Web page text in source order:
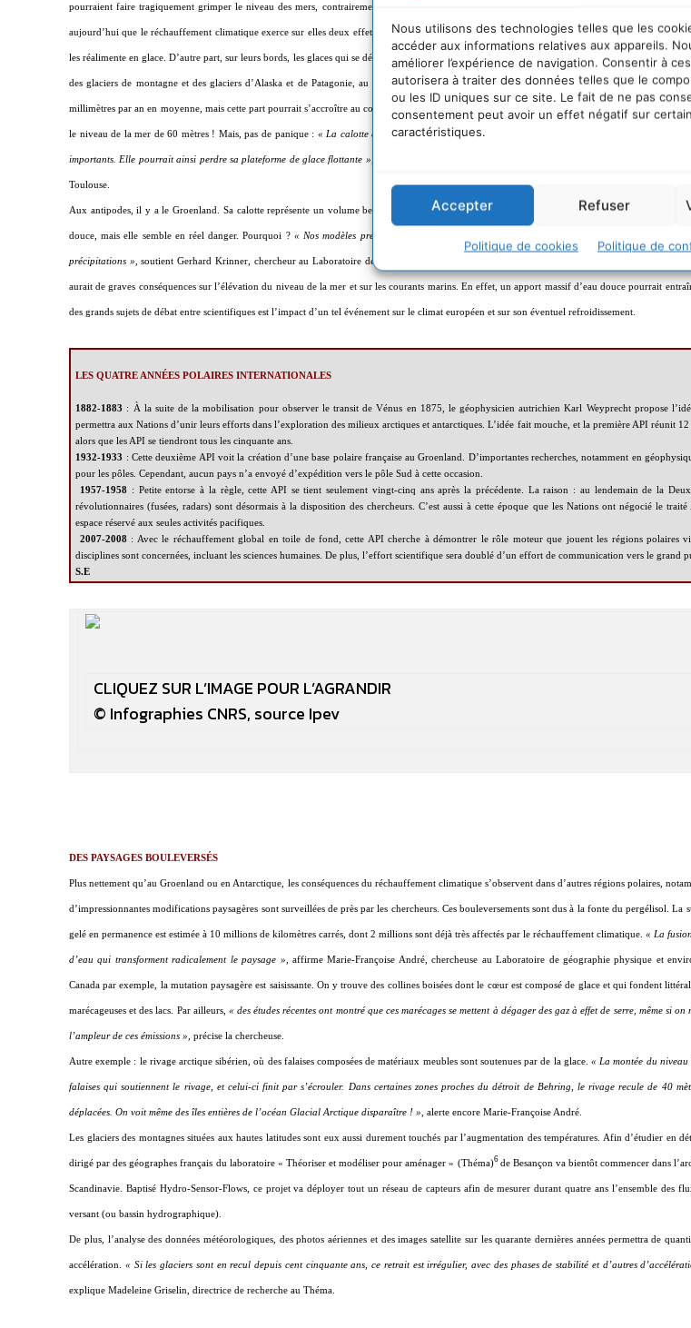
Nous utilisons des technologies telles que les
accéder aux informations relatives aux appareils.
améliorer l’expérience de navigation. Consentir à
autorisera à traiter des données telles que le
ou les ID uniques sur ce site. Le fait de ne pas
consentement peut avoir un effet négatif sur
caractéristiques.
Accepter Refuser
Politique de cookies Politique de
pourraient faire tragiquement grimper le niveau des mers, contrairement à la banquise, qui flotte sur les océans comme un glaçon – quand il
aujourd’hui que le réchauffement climatique exerce sur elles deux effets contraires : d’une part les températures plus douces, qui favorisent les
les réalimente en glace. D’autre part, sur leurs bords, les glaces qui se déversent dans la mer à un rythme de plus en plus soutenu, notamment sous
des glaciers de montagne et des glaciers d’Alaska et de Patagonie, au Sud de l’Argentine) contribue pour 20 à 40 pour cent à la montée du
millimètres par an en moyenne, mais cette part pourrait s’accroître au cours de ce siècle Prenons la calotte glaciaire de l’Antarctique : à elle
le niveau de la mer de 60 mètres ! Mais, pas de panique : « La calotte antarctique semble stable dans son ensemble, excepté sur la péninsule, où
importants. Elle pourrait ainsi perdre sa plateforme de glace flottante » , affirme Frédérique Rémy, chercheuse au Laboratoire d’études en
Toulouse.
Aux antipodes, il y a le Groenland. Sa calotte représente un volume beaucoup moins important que celle de l’Antarctique, soit « seulement » 10
douce, mais elle semble en réel danger. Pourquoi ? « Nos modèles prévoient que l’augmentation de la fonte dans les régions côtières ne sera
précipitations » , soutient Gerhard Krinner, chercheur au Laboratoire de glaciologie et géophysique de l’environnement (LGGE) . Une
aurait de graves conséquences sur l’élévation du niveau de la mer et sur les courants marins. En effet, un apport massif d’eau douce pourrait
des grands sujets de débat entre scientifiques est l’impact d’un tel événement sur le climat européen et sur son éventuel refroidissement.
LES QUATRE ANNÉES POLAIRES INTERNATIONALES
1882-1883 : À la suite de la mobilisation pour observer le transit de Vénus en 1875, le géophysicien autrichien Karl Weyprecht propose
permettra aux Nations d’unir leurs efforts dans l’exploration des milieux arctiques et antarctiques. L’idée fait mouche, et la première API réunit
alors que les API se tiendront tous les cinquante ans.
1932-1933 : Cette deuxième API voit la création d’une base polaire française au Groenland. D’importantes recherches, notamment en
pour les pôles. Cependant, aucun pays n’a envoyé d’expédition vers le pôle Sud à cette occasion.
1957-1958 : Petite entorse à la règle, cette API se tient seulement vingt-cinq ans après la précédente. La raison : au lendemain de la
révolutionnaires (fusées, radars) sont désormais à la disposition des chercheurs. C’est aussi à cette époque que les Nations ont négocié le
espace réservé aux seules activités pacifiques.
2007-2008: Avec le réchauffement global en toile de fond, cette API cherche à démontrer le rôle moteur que jouent les régions polaires
disciplines sont concernées, incluant les sciences humaines. De plus, l’effort scientifique sera doublé d’un effort de communication vers le grand
S.E
CLIQUEZ SUR L’IMAGE POUR L’AGRANDIR
© Infographies CNRS, source Ipev
DES PAYSAGES BOULEVERSÉS
Plus nettement qu’au Groenland ou en Antarctique, les conséquences du réchauffement climatique s’observent dans d’autres régions polaires,
d’impressionnantes modifications paysagères sont surveillées de près par les chercheurs. Ces bouleversements sont dus à la fonte du pergélisol. La
gelé en permanence est estimée à 10 millions de kilomètres carrés, dont 2 millions sont déjà très affectés par le réchauffement climatique. « La
d’eau qui transforment radicalement le paysage », affirme Marie-Françoise André, chercheuse au Laboratoire de géographie physique et
Canada par exemple, la mutation paysagère est saisissante. On y trouve des collines boisées dont le cœur est composé de glace et qui fondent
marécageuses et des lacs. Par ailleurs, « des études récentes ont montré que ces marécages se mettent à dégager des gaz à effet de serre, même si
l’ampleur de ces émissions » , précise la chercheuse.
Autre exemple : le rivage arctique sibérien, où des falaises composées de matériaux meubles sont soutenues par de la glace. « La montée du
falaises qui soutiennent le rivage, et celui-ci finit par s’écrouler. Dans certaines zones proches du détroit de Behring, le rivage recule de 40
déplacées. On voit même des îles entières de l’océan Glacial Arctique disparaître ! » , alerte encore Marie-Françoise André.
Les glaciers des montagnes situées aux hautes latitudes sont eux aussi durement touchés par l’augmentation des températures. Afin d’étudier en
dirigé par des géographes français du laboratoire « Théoriser et modéliser pour aménager » (Théma)6 de Besançon va bientôt commencer dans
Scandinavie. Baptisé Hydro-Sensor-Flows, ce projet va déployer tout un réseau de capteurs afin de mesurer durant quatre ans l’ensemble des
versant (ou bassin hydrographique).
De plus, l’analyse des données météorologiques, des photos aériennes et des images satellite sur les quarante dernières années permettra de
accélération. « Si les glaciers sont en recul depuis cent cinquante ans, ce retrait est irrégulier, avec des phases de stabilité et d’autres
explique Madeleine Griselin, directrice de recherche au Théma.